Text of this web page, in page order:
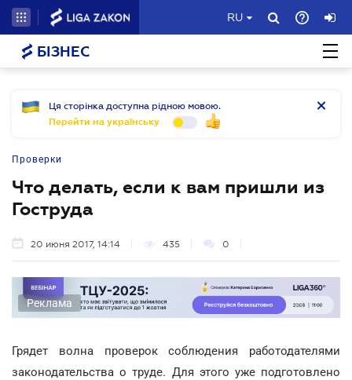
RU
БІЗНЕС
Ця сторінка доступна рідною мовою.
Перейти на українську
Проверки
Что делать, если к вам пришли из
Гоструда
20 июня 2017, 14:14 435 0
Реклама
Грядет волна проверок соблюдения работодателями
законодательства о труде. Для этого уже подготовлено